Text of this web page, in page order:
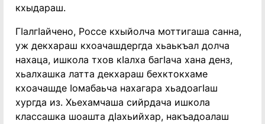
кхыдараш.
ГIалгIайчено, Россе кхыйолча моттигаша санна,
уж декхараш кхоачашдергда хьаькъал долча
нахаца, ишкола тхов кIалха багIача хана денз,
хьалхашка латта декхараш бехктокхаме
кхоачашде Iомабаьча нахагара хьадоагIаш
хургда из. Хьехамчаша сийрдача ишкола
классашка шоашта дIахьийхар, накъадоалаш